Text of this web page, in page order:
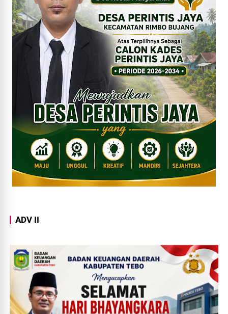
ADV II